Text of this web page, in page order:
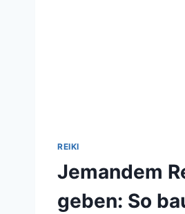
REIKI
Jemandem
geben: So